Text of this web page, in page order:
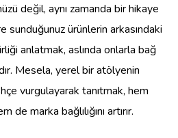
değil, aynı zamanda bir hikaye
sunduğunuz ürünlerin arkasındaki
anlatmak, aslında onlarla bağ
Mesela, yerel bir atölyenin
vurgulayarak tanıtmak, hem
marka bağlılığını artırır.